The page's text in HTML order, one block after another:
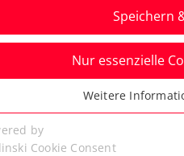
Speichern
Nur essenzielle
Cookies werden für
benötigt. Dadurch ist
Weitere
by
Cookie Consent